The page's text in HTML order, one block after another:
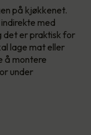
på kjøkkenet.
med
det er praktisk for
lage mat eller
å montere
under